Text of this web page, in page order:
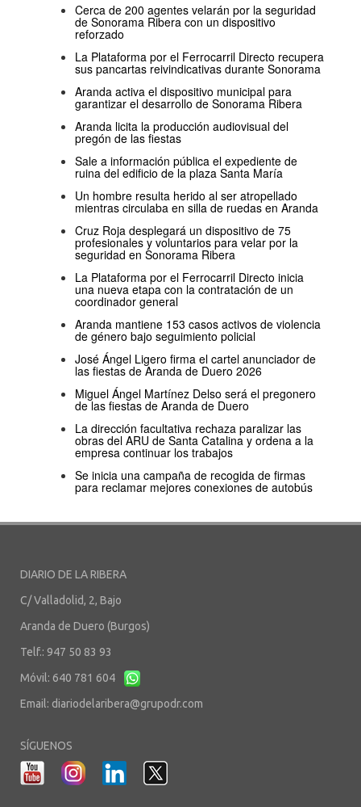
Cerca de 200 agentes velarán por la seguridad
de Sonorama Ribera con un dispositivo
reforzado
La Plataforma por el Ferrocarril Directo recupera
sus pancartas reivindicativas durante Sonorama
Aranda activa el dispositivo municipal para
garantizar el desarrollo de Sonorama Ribera
Aranda licita la producción audiovisual del
pregón de las fiestas
Sale a información pública el expediente de
ruina del edificio de la plaza Santa María
Un hombre resulta herido al ser atropellado
mientras circulaba en silla de ruedas en Aranda
Cruz Roja desplegará un dispositivo de 75
profesionales y voluntarios para velar por la
seguridad en Sonorama Ribera
La Plataforma por el Ferrocarril Directo inicia
una nueva etapa con la contratación de un
coordinador general
Aranda mantiene 153 casos activos de violencia
de género bajo seguimiento policial
José Ángel Ligero firma el cartel anunciador de
las fiestas de Aranda de Duero 2026
Miguel Ángel Martínez Delso será el pregonero
de las fiestas de Aranda de Duero
La dirección facultativa rechaza paralizar las
obras del ARU de Santa Catalina y ordena a la
empresa continuar los trabajos
Se inicia una campaña de recogida de firmas
para reclamar mejores conexiones de autobús
DIARIO DE LA RIBERA
C/ Valladolid, 2, Bajo
Aranda de Duero (Burgos)
Telf.: 947 50 83 93
Móvil: 640 781 604
Email: diariodelaribera@grupodr.com
SÍGUENOS